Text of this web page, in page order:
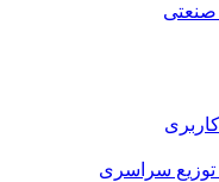
صنعتی
توزیع سراسری